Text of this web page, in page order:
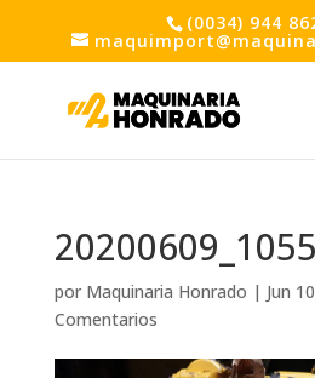
(0034) 944
por Maquinaria Honrado | Jun
Comentarios